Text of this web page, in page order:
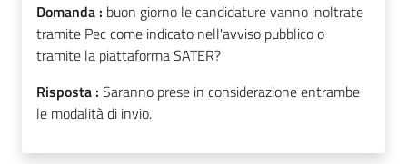
Domanda : buon giorno le candidature vanno inoltrate
tramite Pec come indicato nell'avviso pubblico o
tramite la piattaforma SATER?
Risposta : Saranno prese in considerazione entrambe
le modalità di invio.